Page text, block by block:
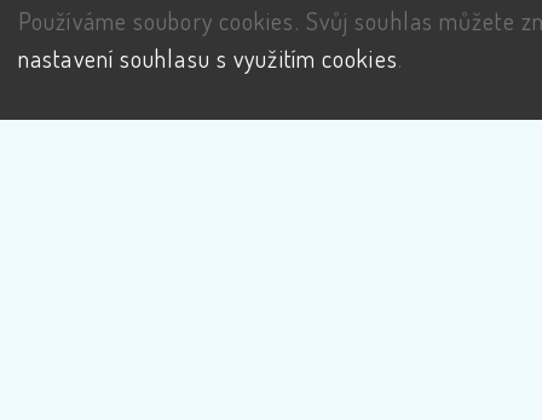
Používáme soubory cookies. Svůj souhlas můžete
nastavení souhlasu s využitím cookies.